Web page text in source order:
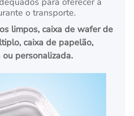
o transporte.
limpos, caixa de wafer de
caixa de papelão,
personalizada.